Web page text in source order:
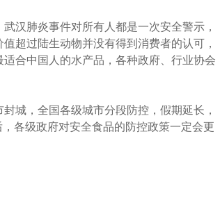
汉肺炎事件对所有人都是一次安全警示，
超过陆生动物并没有得到消费者的认可，
合中国人的水产品，各种政府、行业协会
城，全国各级城市分段防控，假期延长，
各级政府对安全食品的防控政策一定会更